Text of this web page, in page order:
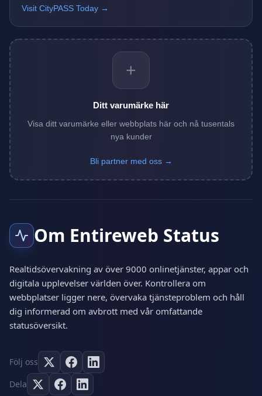
Visit CityPASS Today →
+
Ditt varumärke här
Visa ditt varumärke eller webbplats här och nå tusentals
nya kunder
Bli partner med oss →
Om Entireweb Status
Realtidsövervakning av över 9000 onlinetjänster, appar och
digitala upplevelser världen över. Kontrollera om
webbplatser ligger nere, övervaka tjänsteproblem och håll
dig informerad om avbrott med vår omfattande
statusöversikt.
Följ oss
Dela